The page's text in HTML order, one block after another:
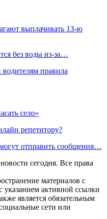
выплачивать 13-ю
без воды из-за…
правила
село»
репетитору?
отправить сообщения…
сегодня. Все права
материалов с
указанием активной ссылки
является обязательным
сети или